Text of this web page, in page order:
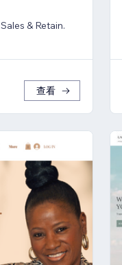
& Retain.
查看